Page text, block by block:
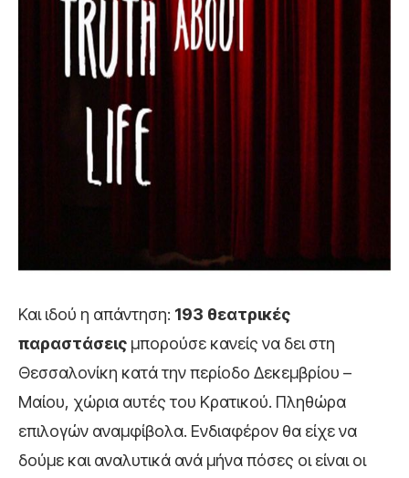
Και ιδού η απάντηση: 193 θεατρικές
παραστάσεις μπορούσε κανείς να δει στη
Θεσσαλονίκη κατά την περίοδο Δεκεμβρίου –
Μαίου, χώρια αυτές του Κρατικού. Πληθώρα
επιλογών αναμφίβολα. Ενδιαφέρον θα είχε να
δούμε και αναλυτικά ανά μήνα πόσες οι είναι οι